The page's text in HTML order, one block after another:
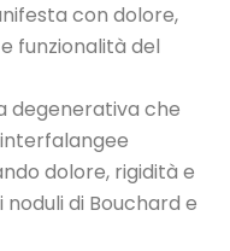
con dolore,
funzionalità del
degenerativa che
dolore, rigidità e
di Bouchard e